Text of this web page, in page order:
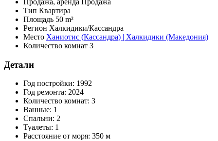
Тип Квартира
Площадь 50 m²
Регион Халкидики/Кассандра
Место Ханиотис (Кассандра) | Халкидики (Македония)
Количество комнат 3
Детали
Год постройки: 1992
Год ремонта: 2024
Количество комнат: 3
Ванные: 1
Спальни: 2
Туалеты: 1
Расстояние от моря: 350 м